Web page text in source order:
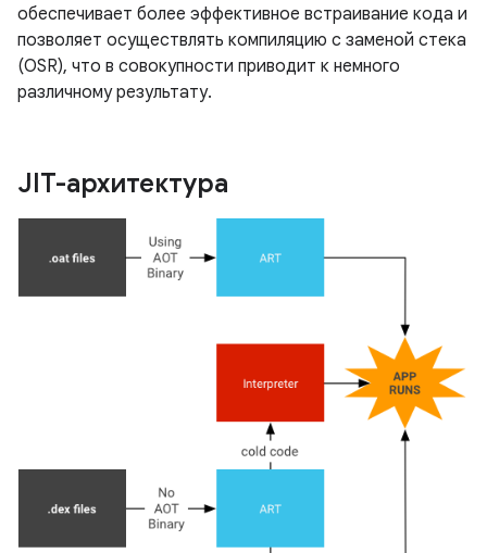
обеспечивает более эффективное встраивание кода и
позволяет осуществлять компиляцию с заменой стека
(OSR), что в совокупности приводит к немного
различному результату.
JIT-архитектура